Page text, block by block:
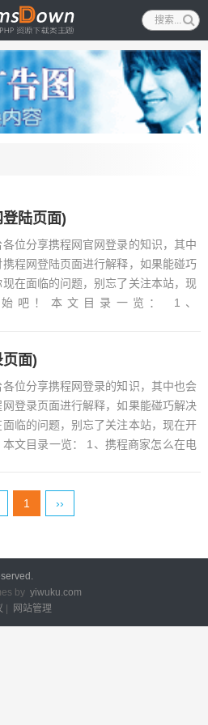
陆页面)
各位分享携程网官网登录的知识，其中
携程网登陆页面进行解释，如果能碰巧
现在面临的问题，别忘了关注本站，现
吧！本文目录一览： 1、
面)
各位分享携程网登录的知识，其中也会
网登录页面进行解释，如果能碰巧解决
面临的问题，别忘了关注本站，现在开
本文目录一览： 1、携程商家怎么在电
1 ››
by yiwuku.com
| 网站管理